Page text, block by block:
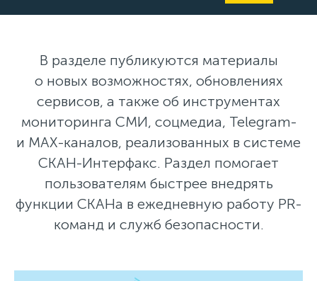
В разделе публикуются материалы
о новых возможностях, обновлениях
сервисов, а также об инструментах
мониторинга СМИ, соцмедиа, Telegram-
и MAX-каналов, реализованных в системе
СКАН-Интерфакс. Раздел помогает
пользователям быстрее внедрять
функции СКАНа в ежедневную работу PR-
команд и служб безопасности.